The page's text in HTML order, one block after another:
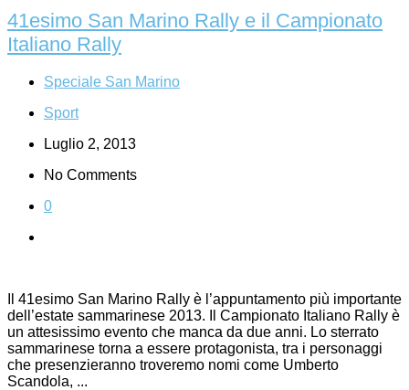
41esimo San Marino Rally e il Campionato
Italiano Rally
Speciale San Marino
Sport
Luglio 2, 2013
No Comments
0
Il 41esimo San Marino Rally è l’appuntamento più importante
dell’estate sammarinese 2013. Il Campionato Italiano Rally è
un attesissimo evento che manca da due anni. Lo sterrato
sammarinese torna a essere protagonista, tra i personaggi
che presenzieranno troveremo nomi come Umberto
Scandola, ...